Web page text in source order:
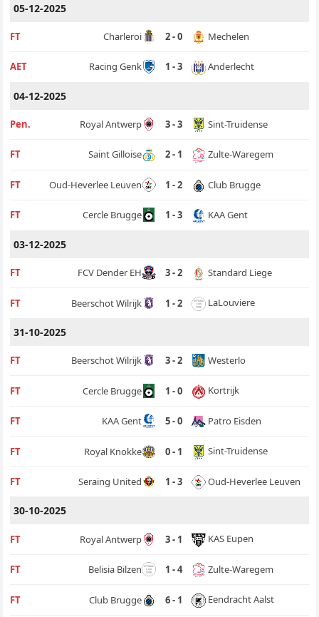
05-12-2025
FT Charleroi 2 - 0 Mechelen
AET Racing Genk 1 - 3 Anderlecht
04-12-2025
Pen. Royal Antwerp 3 - 3 Sint-Truidense
FT Saint Gilloise 2 - 1 Zulte-Waregem
FT Oud-Heverlee Leuven 1 - 2 Club Brugge
FT Cercle Brugge 1 - 3 KAA Gent
03-12-2025
FT FCV Dender EH 3 - 2 Standard Liege
FT Beerschot Wilrijk 1 - 2 LaLouviere
31-10-2025
FT Beerschot Wilrijk 3 - 2 Westerlo
FT Cercle Brugge 1 - 0 Kortrijk
FT KAA Gent 5 - 0 Patro Eisden
FT Royal Knokke 0 - 1 Sint-Truidense
FT Seraing United 1 - 3 Oud-Heverlee Leuven
30-10-2025
FT Royal Antwerp 3 - 1 KAS Eupen
FT Belisia Bilzen 1 - 4 Zulte-Waregem
FT Club Brugge 6 - 1 Eendracht Aalst